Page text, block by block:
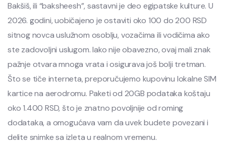
Bakšiš, ili “baksheesh”, sastavni je deo egipatske kulture. U
2026. godini, uobičajeno je ostaviti oko 100 do 200 RSD
sitnog novca uslužnom osoblju, vozačima ili vodičima ako
ste zadovoljni uslugom. Iako nije obavezno, ovaj mali znak
pažnje otvara mnoga vrata i osigurava još bolji tretman.
Što se tiče interneta, preporučujemo kupovinu lokalne SIM
kartice na aerodromu. Paketi od 20GB podataka koštaju
oko 1.400 RSD, što je znatno povoljnije od roming
dodataka, a omogućava vam da uvek budete povezani i
delite snimke sa izleta u realnom vremenu.